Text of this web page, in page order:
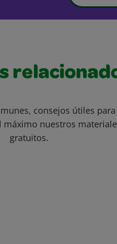
consejos útiles
nuestros
gratuitos.